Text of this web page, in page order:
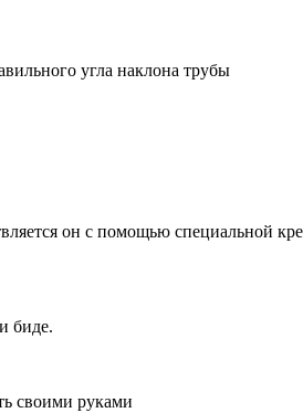
угла наклона трубы
он с помощью специальной
биде.
своими руками